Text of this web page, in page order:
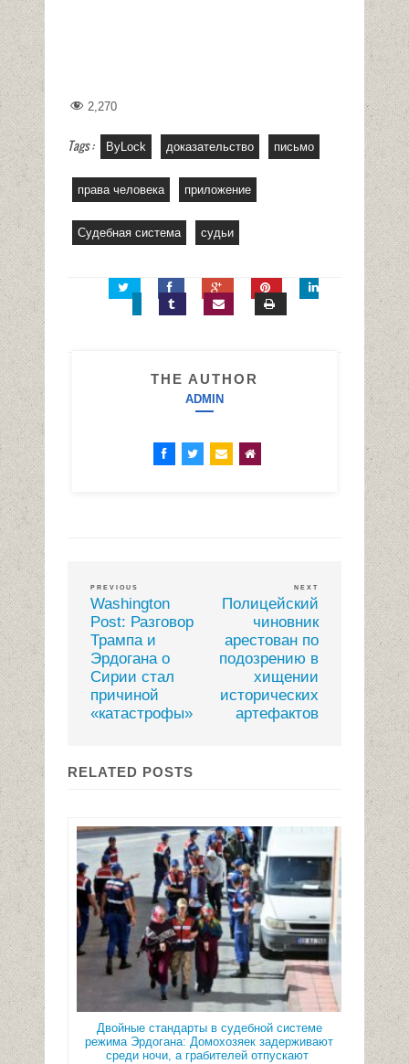
2,270
Tags : ByLock доказательство письмо
права человека приложение
Судебная система судьи
THE AUTHOR
ADMIN
PREVIOUS
Washington
Post: Разговор
Трампа и
Эрдогана о
Сирии стал
причиной
«катастрофы»
NEXT
Полицейский
чиновник
арестован по
подозрению в
хищении
исторических
артефактов
RELATED POSTS
Двойные стандарты в судебной системе
режима Эрдогана: Домохозяек задерживают
среди ночи, а грабителей отпускают